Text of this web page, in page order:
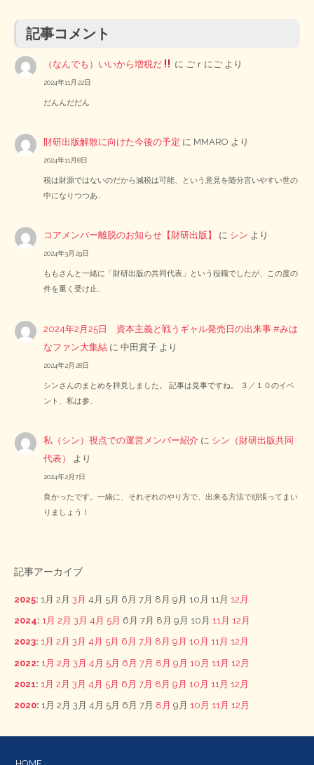
記事コメント
（なんでも）いいから増税だ に ごｒにご より
2024年11月22日
だんんだだん
財研出版解散に向けた今後の予定 に MMARO より
2024年11月8日
税は財源ではないのだから減税は可能、という意見を随分言いやすい世の
中になりつつあ…
コアメンバー離脱のお知らせ【財研出版】 に シン より
2024年3月29日
ももさんと一緒に「財研出版の共同代表」という役職でしたが、この度の
件を重く受け止…
2024年2月25日 資本主義と戦うギャル発売日の出来事 #みは
なファン大集結 に中田賞子 より
2024年2月28日
シンさんのまとめを拝見しました。 記事は見事ですね。 ３／１０のイベ
ント、私は参…
私（シン）視点での運営メンバー紹介 に シン（財研出版共同
代表）
より
2024年2月7日
良かったです。一緒に、それぞれのやり方で、出来る方法で頑張ってまい
りましょう！
記事アーカイブ
2025: 1月 2月 3月 4月 5月 6月 7月 8月 9月 10月 11月 12月
2024: 1月 2月 3月 4月 5月 6月 7月 8月 9月 10月 11月 12月
2023: 1月 2月 3月 4月 5月 6月 7月 8月 9月 10月 11月 12月
2022: 1月 2月 3月 4月 5月 6月 7月 8月 9月 10月 11月 12月
2021: 1月 2月 3月 4月 5月 6月 7月 8月 9月 10月 11月 12月
2020: 1月 2月 3月 4月 5月 6月 7月 8月 9月 10月 11月 12月